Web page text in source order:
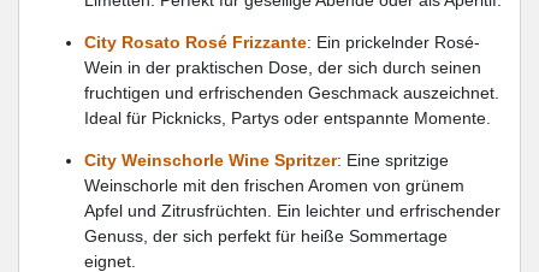
City Rosato Rosé Frizzante: Ein prickelnder Rosé-
Wein in der praktischen Dose, der sich durch seinen
fruchtigen und erfrischenden Geschmack auszeichnet.
Ideal für Picknicks, Partys oder entspannte Momente.
City Weinschorle Wine Spritzer: Eine spritzige
Weinschorle mit den frischen Aromen von grünem
Apfel und Zitrusfrüchten. Ein leichter und erfrischender
Genuss, der sich perfekt für heiße Sommertage
eignet.